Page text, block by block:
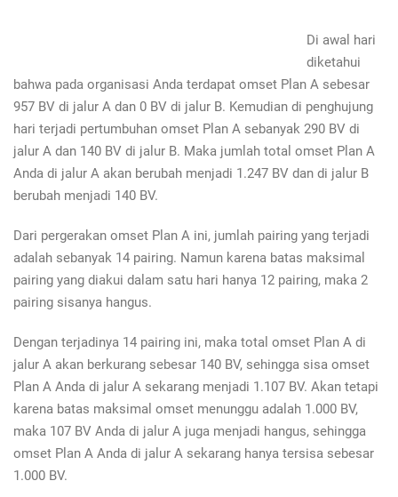
Di awal hari
diketahui
bahwa pada organisasi Anda terdapat omset Plan A sebesar
957 BV di jalur A dan 0 BV di jalur B. Kemudian di penghujung
hari terjadi pertumbuhan omset Plan A sebanyak 290 BV di
jalur A dan 140 BV di jalur B. Maka jumlah total omset Plan A
Anda di jalur A akan berubah menjadi 1.247 BV dan di jalur B
berubah menjadi 140 BV.
Dari pergerakan omset Plan A ini, jumlah pairing yang terjadi
adalah sebanyak 14 pairing. Namun karena batas maksimal
pairing yang diakui dalam satu hari hanya 12 pairing, maka 2
pairing sisanya hangus.
Dengan terjadinya 14 pairing ini, maka total omset Plan A di
jalur A akan berkurang sebesar 140 BV, sehingga sisa omset
Plan A Anda di jalur A sekarang menjadi 1.107 BV. Akan tetapi
karena batas maksimal omset menunggu adalah 1.000 BV,
maka 107 BV Anda di jalur A juga menjadi hangus, sehingga
omset Plan A Anda di jalur A sekarang hanya tersisa sebesar
1.000 BV.